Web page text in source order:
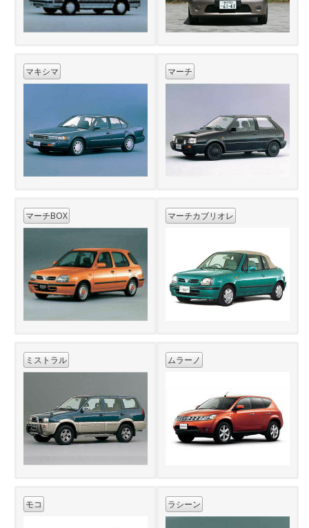
マキシマ マーチ
マーチBOX マーチカブリオレ
ミストラル ムラーノ
モコ ラシーン